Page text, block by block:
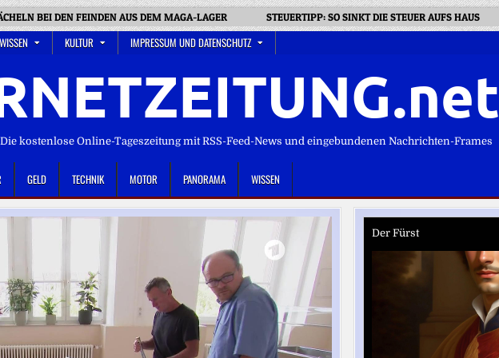
BEI DEN FEINDEN AUS DEM MAGA-LAGER STEUERTIPP: SO SINKT DIE STEUER AUFS HAUS
KULTUR IMPRESSUM UND DATENSCHUTZ
kostenlose Online-Tageszeitung mit RSS-Feed-News und eingebundenen Nachrichten-Frames
GELD TECHNIK MOTOR PANORAMA WISSEN
Der Fürst